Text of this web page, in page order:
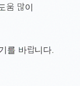
움 많이
를 바랍니다.